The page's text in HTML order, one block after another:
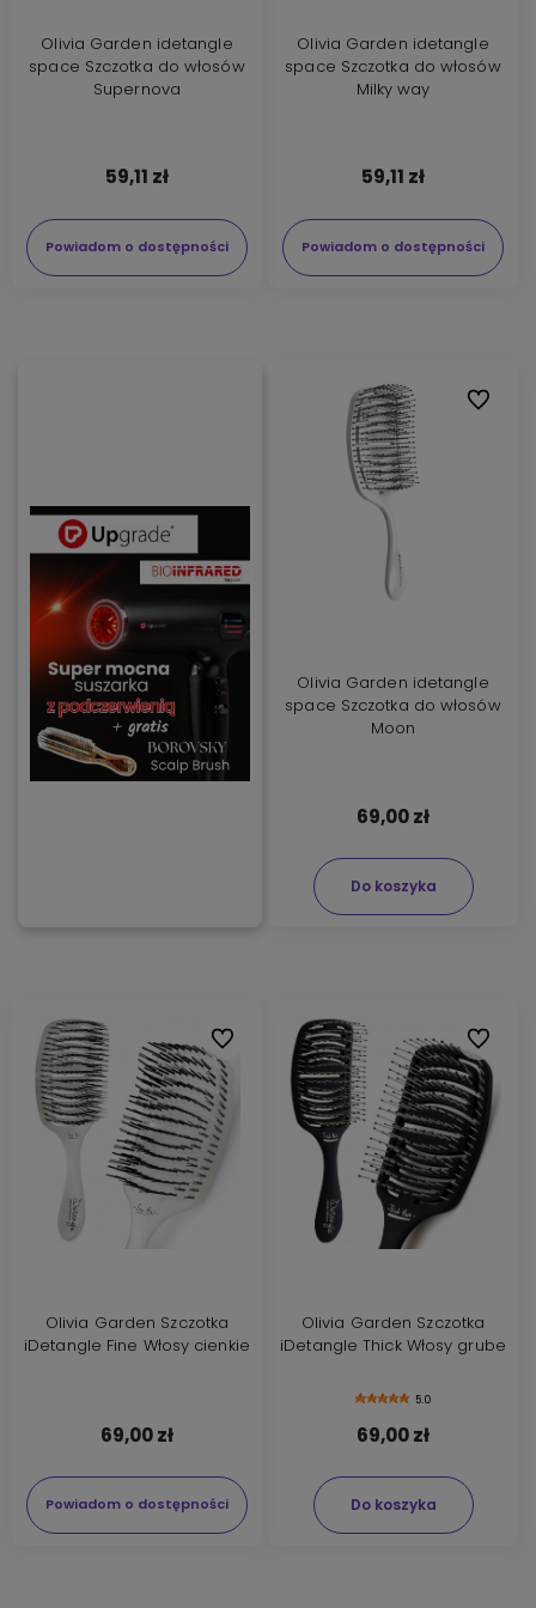
Olivia Garden idetangle
space Szczotka do włosów
Supernova
59,11 zł
Powiadom o dostępności
Olivia Garden idetangle
space Szczotka do włosów
Milky way
59,11 zł
Powiadom o dostępności
Olivia Garden idetangle
space Szczotka do włosów
Moon
69,00 zł
Do koszyka
Do
Olivia Garden Szczotka
iDetangle Fine Włosy cienkie
69,00 zł
Powiadom o dostępności
Do ulubionych
Olivia Garden Szczotka
iDetangle Thick Włosy grube
5.0
69,00 zł
Do koszyka
Do